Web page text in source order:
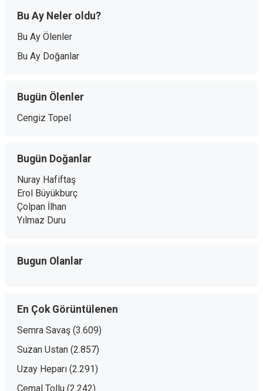
Bu Ay Neler oldu?
Bu Ay Ölenler
Bu Ay Doğanlar
Bugün Ölenler
Cengiz Topel
Bugün Doğanlar
Nuray Hafiftaş
Erol Büyükburç
Çolpan İlhan
Yılmaz Duru
Bugun Olanlar
En Çok Görüntülenen
Semra Savaş (3.609)
Suzan Ustan (2.857)
Uzay Heparı (2.291)
Cemal Tollu (2.242)